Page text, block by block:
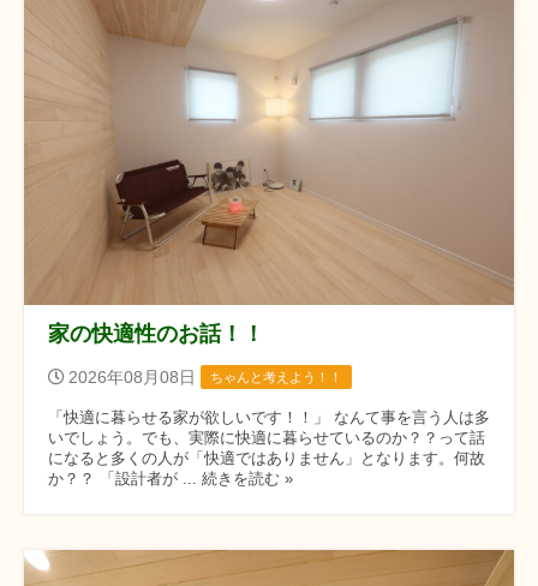
家の快適性のお話！！
2026年08月08日 ちゃんと考えよう！！
「快適に暮らせる家が欲しいです！！」 なんて事を言う人は多
いでしょう。でも、実際に快適に暮らせているのか？？って話
になると多くの人が「快適ではありません」となります。何故
か？？ 「設計者が ... 続きを読む »